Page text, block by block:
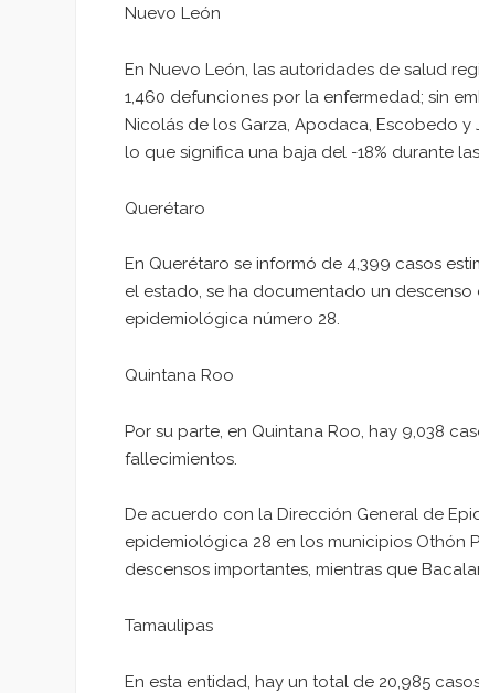
Nuevo León
En Nuevo León, las autoridades de salud
1,460 defunciones por la enfermedad; sin
Nicolás de los Garza, Apodaca, Escobedo
lo que significa una baja del -18% durante
Querétaro
En Querétaro se informó de 4,399 casos
el estado, se ha documentado un
epidemiológica número 28.
Quintana Roo
Por su parte, en Quintana Roo, hay 9,038
fallecimientos.
De acuerdo con la Dirección General de
epidemiológica 28 en los municipios Othón
descensos importantes, mientras que
Tamaulipas
En esta entidad, hay un total de 20,985